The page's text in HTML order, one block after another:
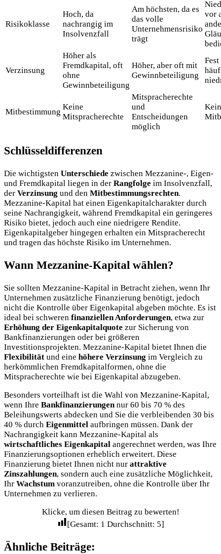
Risikoklasse
Hoch, da
nachrangig im
Insolvenzfall
Am höchsten, da es
das volle
Unternehmensrisiko
trägt
vor
Verzinsung
Höher als
Fremdkapital, oft
ohne
Gewinnbeteiligung
Höher, aber oft mit
Gewinnbeteiligung
Mitbestimmung
Keine
Mitspracherechte
Mitspracherechte
und
Entscheidungen
möglich
Schlüsseldifferenzen
Die wichtigsten Unterschiede zwischen Mezzanine-, Eigen-
und Fremdkapital liegen in der Rangfolge im Insolvenzfall,
der Verzinsung und den Mitbestimmungsrechten.
Mezzanine-Kapital hat einen Eigenkapitalcharakter durch
seine Nachrangigkeit, während Fremdkapital ein geringeres
Risiko bietet, jedoch auch eine niedrigere Rendite.
Eigenkapitalgeber hingegen erhalten ein Mitspracherecht
und tragen das höchste Risiko im Unternehmen.
Wann Mezzanine-Kapital wählen?
Sie sollten Mezzanine-Kapital in Betracht ziehen, wenn Ihr
Unternehmen zusätzliche Finanzierung benötigt, jedoch
nicht die Kontrolle über Eigenkapital abgeben möchte. Es ist
ideal bei schweren finanziellen Anforderungen, etwa zur
Erhöhung der Eigenkapitalquote zur Sicherung von
Bankfinanzierungen oder bei größeren
Investitionsprojekten. Mezzanine-Kapital bietet Ihnen die
Flexibilität und eine höhere Verzinsung im Vergleich zu
herkömmlichen Fremdkapitalformen, ohne die
Mitspracherechte wie bei Eigenkapital abzugeben.
Besonders vorteilhaft ist die Wahl von Mezzanine-Kapital,
wenn Ihre Bankfinanzierungennur 60 bis 70 % des
Beleihungswerts abdecken und Sie die verbleibenden 30 bis
40 % durch Eigenmittel aufbringen müssen. Dank der
Nachrangigkeit kann Mezzanine-Kapital als
wirtschaftliches Eigenkapital angerechnet werden, was Ihre
Finanzierungsoptionen erheblich erweitert. Diese
Finanzierung bietet Ihnen nicht nur attraktive
Zinszahlungen, sondern auch eine zusätzliche Möglichkeit,
Ihr Wachstum voranzutreiben, ohne die Kontrolle über Ihr
Unternehmen zu verlieren.
Klicke, um diesen Beitrag zu bewerten!
[Gesamt: 1 Durchschnitt: 5]
Ähnliche Beiträge: